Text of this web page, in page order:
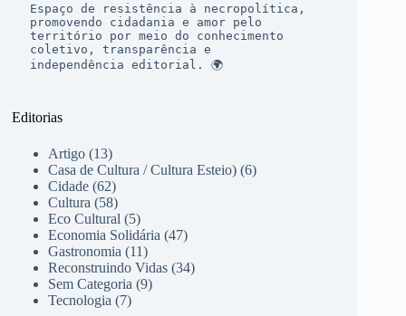
Espaço de resistência à necropolítica,
promovendo cidadania e amor pelo
território por meio do conhecimento
coletivo, transparência e
independência editorial. 🌍
Editorias
Artigo (13)
Casa de Cultura / Cultura Esteio) (6)
Cidade (62)
Cultura (58)
Eco Cultural (5)
Economia Solidária (47)
Gastronomia (11)
Reconstruindo Vidas (34)
Sem Categoria (9)
Tecnologia (7)